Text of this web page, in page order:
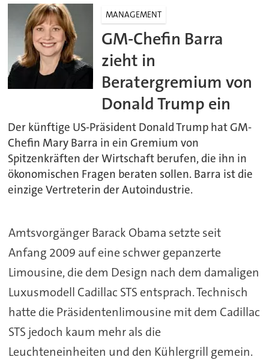
MANAGEMENT
GM-Chefin Barra
zieht in
Beratergremium von
Donald Trump ein
Der künftige US-Präsident Donald Trump hat GM-
Chefin Mary Barra in ein Gremium von
Spitzenkräften der Wirtschaft berufen, die ihn in
ökonomischen Fragen beraten sollen. Barra ist die
einzige Vertreterin der Autoindustrie.
Amtsvorgänger Barack Obama setzte seit
Anfang 2009 auf eine schwer gepanzerte
Limousine, die dem Design nach dem damaligen
Luxusmodell Cadillac STS entsprach. Technisch
hatte die Präsidentenlimousine mit dem Cadillac
STS jedoch kaum mehr als die
Leuchteneinheiten und den Kühlergrill gemein.